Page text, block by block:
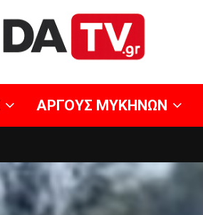
ΑΡΓΟΥΣ ΜΥΚΗΝΩΝ